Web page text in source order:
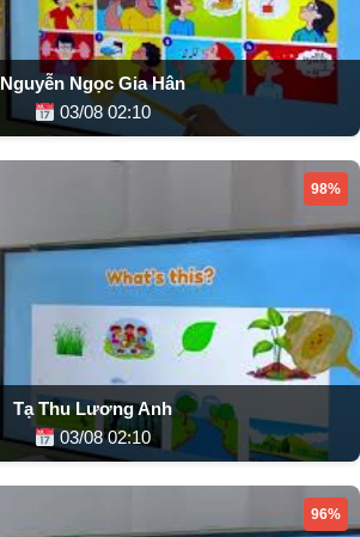
Nguyễn Ngọc Gia Hân
03/08 02:10
98%
Tạ Thu Lương Anh
03/08 02:10
96%